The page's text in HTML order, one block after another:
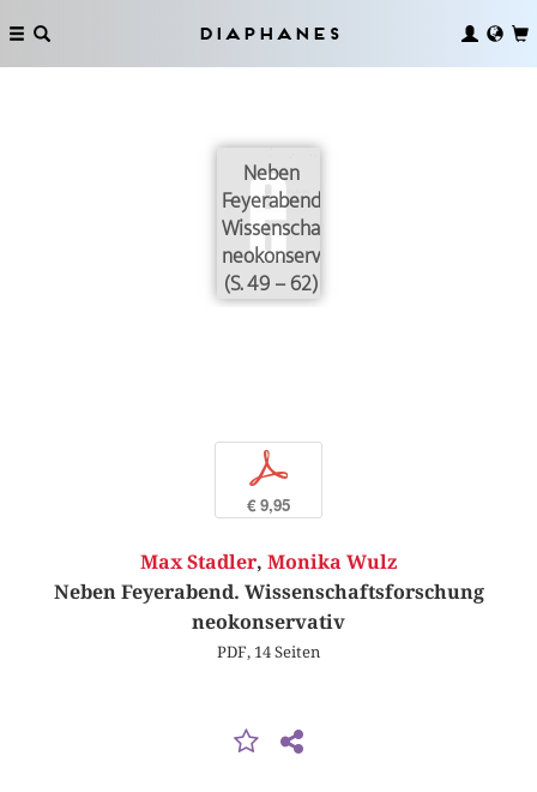
Diaphanes
Neben
Feyerabend.
Wissenschaftsforschung
neokonservativ
(S. 49 – 62)
p
€ 9,95
Max Stadler, Monika Wulz
Neben Feyerabend. Wissenschaftsforschung
neokonservativ
PDF, 14 Seiten